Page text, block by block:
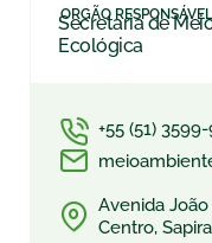
ORGÃO RESPONSÁVEL
Secretaria de
Ecológica
+55 (51)
Avenida
Centro,